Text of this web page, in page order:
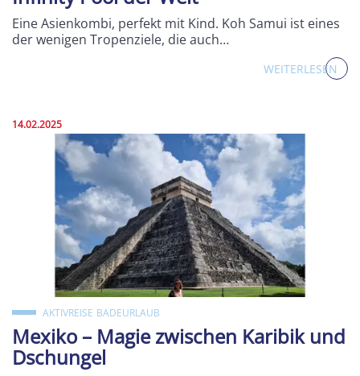
Eine Asienkombi, perfekt mit Kind. Koh Samui ist eines
der wenigen Tropenziele, die auch…
WEITERLESEN
Veröffentlicht am:
14.02.2025
Mexiko – Magie zwischen Karibik und
Dschungel
AKTIVREISE BADEURLAUB